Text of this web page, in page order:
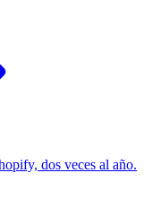
dos veces al año.